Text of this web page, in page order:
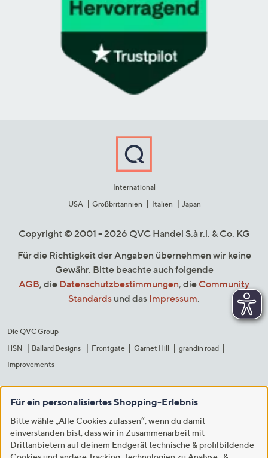
International
USA
Großbritannien Italien Japan
Copyright © 2001 - 2026 QVC Handel S.à r.l. & Co. KG
Für die Richtigkeit der Angaben übernehmen wir keine
Gewähr. Bitte beachte auch folgende
AGB, die Datenschutzbestimmungen, die Community
Standards und das Impressum.
Die QVC Group
HSN
Ballard Designs Frontgate Garnet Hill
grandin road
Improvements
Für ein personalisiertes Shopping-Erlebnis
Bitte wähle „Alle Cookies zulassen“, wenn du damit
einverstanden bist, dass wir in Zusammenarbeit mit
Drittanbietern auf deinem Endgerät technische & profilbildende